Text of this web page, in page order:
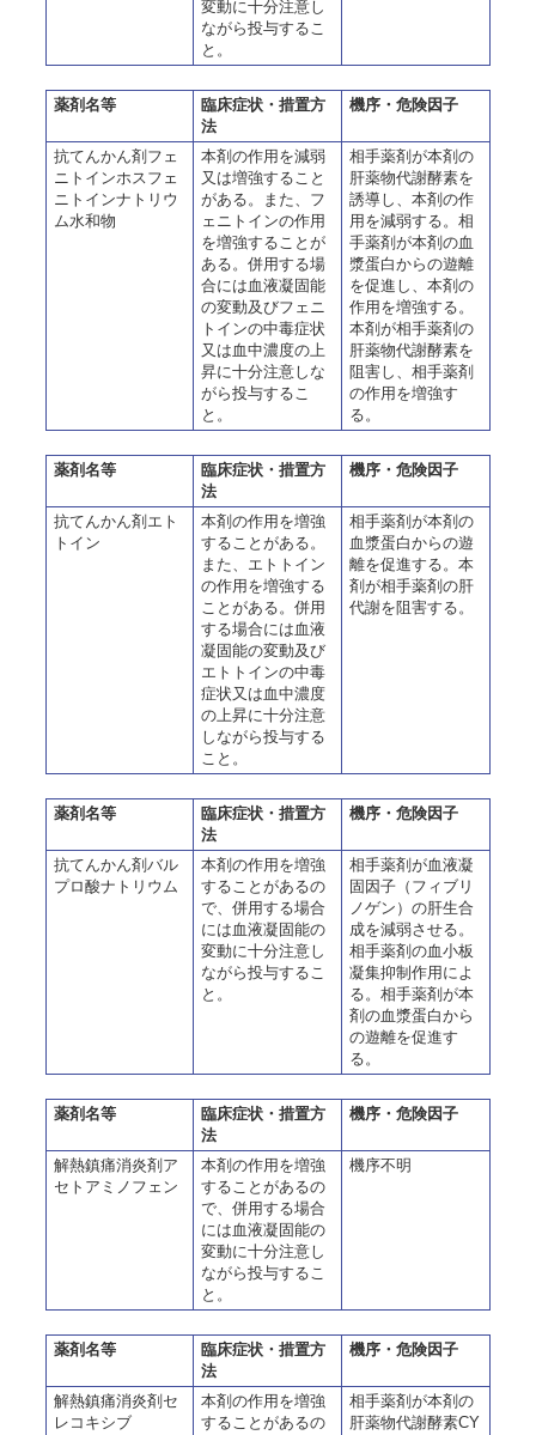
変動に十分注意し
ながら投与するこ
と。
薬剤名等
臨床症状・措置方
法
機序・危険因子
抗てんかん剤フェ
ニトインホスフェ
ニトインナトリウ
ム水和物
本剤の作用を減弱
又は増強すること
がある。また、フ
ェニトインの作用
を増強することが
ある。併用する場
合には血液凝固能
の変動及びフェニ
トインの中毒症状
又は血中濃度の上
昇に十分注意しな
がら投与するこ
と。
相手薬剤が本剤の
肝薬物代謝酵素を
誘導し、本剤の作
用を減弱する。相
手薬剤が本剤の血
漿蛋白からの遊離
を促進し、本剤の
作用を増強する。
本剤が相手薬剤の
肝薬物代謝酵素を
阻害し、相手薬剤
の作用を増強す
る。
薬剤名等
臨床症状・措置方
法
機序・危険因子
抗てんかん剤エト
トイン
本剤の作用を増強
することがある。
また、エトトイン
の作用を増強する
ことがある。併用
する場合には血液
凝固能の変動及び
エトトインの中毒
症状又は血中濃度
の上昇に十分注意
しながら投与する
こと。
相手薬剤が本剤の
血漿蛋白からの遊
離を促進する。本
剤が相手薬剤の肝
代謝を阻害する。
薬剤名等
臨床症状・措置方
法
機序・危険因子
抗てんかん剤バル
プロ酸ナトリウム
本剤の作用を増強
することがあるの
で、併用する場合
には血液凝固能の
変動に十分注意し
ながら投与するこ
と。
相手薬剤が血液凝
固因子（フィブリ
ノゲン）の肝生合
成を減弱させる。
相手薬剤の血小板
凝集抑制作用によ
る。相手薬剤が本
剤の血漿蛋白から
の遊離を促進す
る。
薬剤名等
臨床症状・措置方
法
機序・危険因子
解熱鎮痛消炎剤ア
セトアミノフェン
本剤の作用を増強
することがあるの
で、併用する場合
には血液凝固能の
変動に十分注意し
ながら投与するこ
と。
機序不明
薬剤名等
臨床症状・措置方
法
機序・危険因子
解熱鎮痛消炎剤セ
レコキシブ
本剤の作用を増強
することがあるの
相手薬剤が本剤の
肝薬物代謝酵素CY